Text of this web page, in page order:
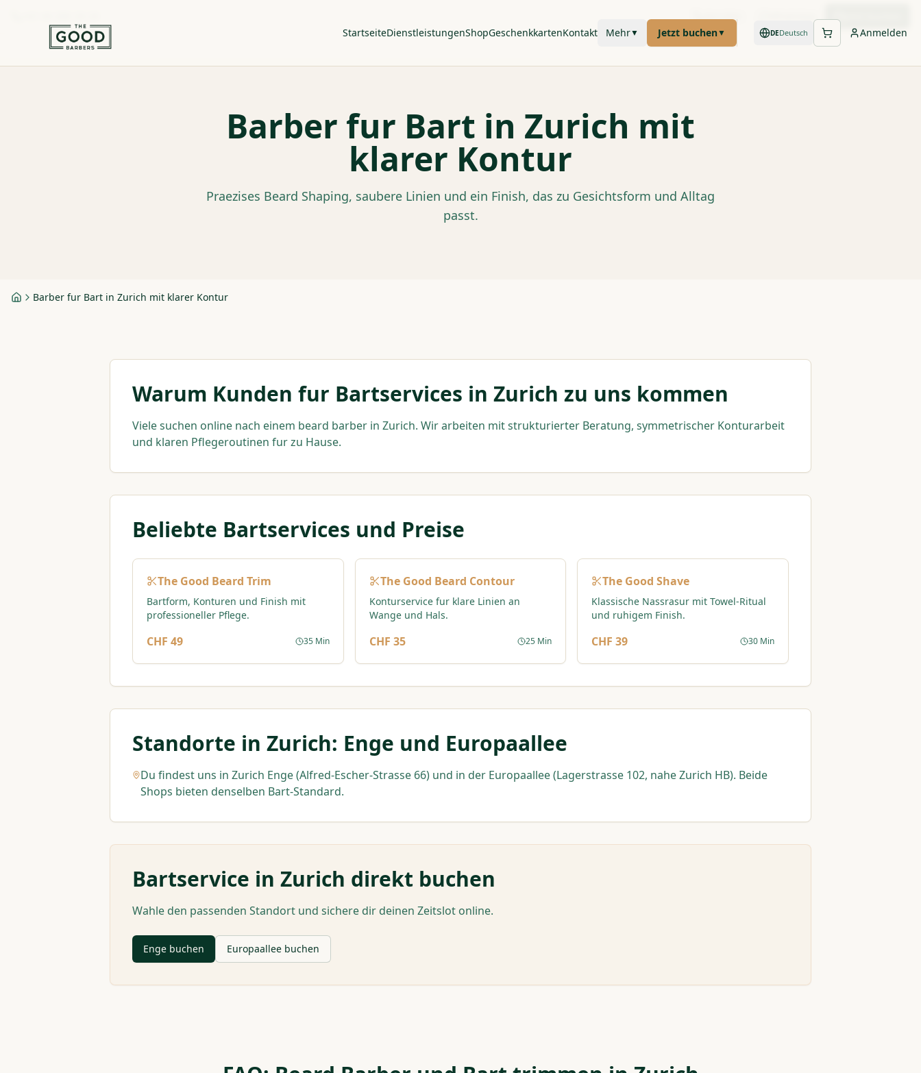
Anrufen WhatsApp
StartseiteDienstleistungenShopGeschenkkartenKontakt Mehr▼ Jetzt buchen▼ DEDeutsch Anmelden
Barber fur Bart in Zurich mit
klarer Kontur
Praezises Beard Shaping, saubere Linien und ein Finish, das zu Gesichtsform und Alltag
passt.
StartseiteBarber fur Bart in Zurich mit klarer Kontur
Warum Kunden fur Bartservices in Zurich zu uns kommen
Viele suchen online nach einem beard barber in Zurich. Wir arbeiten mit strukturierter Beratung, symmetrischer Konturarbeit
und klaren Pflegeroutinen fur zu Hause.
Beliebte Bartservices und Preise
The Good Beard Trim
Bartform, Konturen und Finish mit
professioneller Pflege.
CHF 49 35 Min
The Good Beard Contour
Konturservice fur klare Linien an
Wange und Hals.
CHF 35 25 Min
The Good Shave
Klassische Nassrasur mit Towel-Ritual
und ruhigem Finish.
CHF 39 30 Min
Standorte in Zurich: Enge und Europaallee
Du findest uns in Zurich Enge (Alfred-Escher-Strasse 66) und in der Europaallee (Lagerstrasse 102, nahe Zurich HB). Beide
Shops bieten denselben Bart-Standard.
Bartservice in Zurich direkt buchen
Wahle den passenden Standort und sichere dir deinen Zeitslot online.
Enge buchen Europaallee buchen